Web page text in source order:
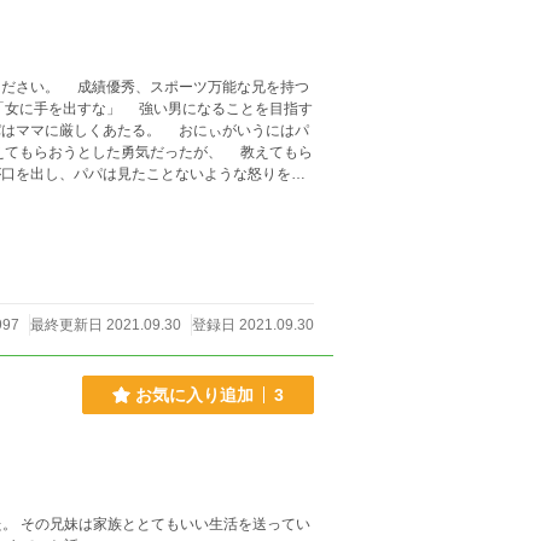
兄を持つ
に手を出すな」 強い男になることを目指す
もらおうとした勇気だったが、 教えてもら
を出し、パパは見たことないような怒りを露
最終更新日 2021.09.30 登録日 2021.09.30
お気に入り追加 3
その兄妹は家族ととてもいい生活を送ってい